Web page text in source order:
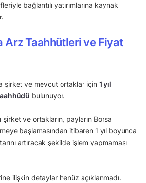
bağlantılı yatırımlarına kaynak
Arz Taahhütleri ve Fiyat
şirket ve mevcut ortaklar için 1 yıl
bulunuyor.
şirket ve ortakların, payların Borsa
başlamasından itibaren 1 yıl boyunca
artıracak şekilde işlem yapmaması
ilişkin detaylar henüz açıklanmadı.